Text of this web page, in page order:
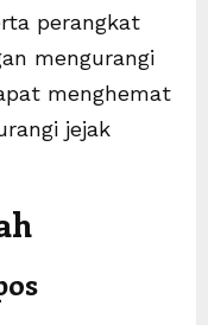
perangkat
mengurangi
menghemat
jejak